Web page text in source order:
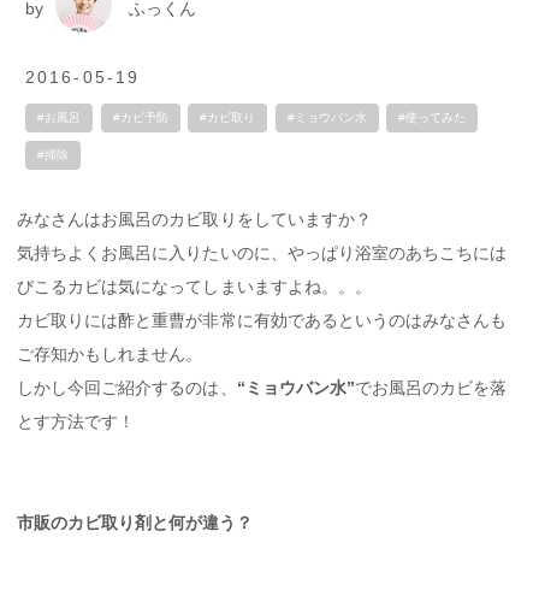
by ふっくん
2016-05-19
#お風呂 #カビ予防 #カビ取り #ミョウバン水 #使ってみた
#掃除
みなさんはお風呂のカビ取りをしていますか？
気持ちよくお風呂に入りたいのに、やっぱり浴室のあちこちには
びこるカビは気になってしまいますよね。。。
カビ取りには酢と重曹が非常に有効であるというのはみなさんも
ご存知かもしれません。
しかし今回ご紹介するのは、 “ミョウバン水”でお風呂のカビを落
とす方法です！
市販のカビ取り剤と何が違う？